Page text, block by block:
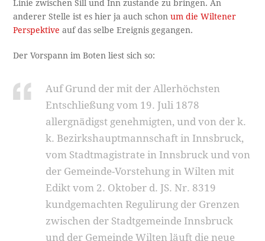
Linie zwischen Sill und Inn zustande zu bringen. An
anderer Stelle ist es hier ja auch schonum die Wiltener
Perspektive auf das selbe Ereignis gegangen.
Der Vorspann im Boten liest sich so:
Auf Grund der mit der Allerhöchsten
Entschließung vom 19. Juli 1878
allergnädigst genehmigten, und von der k.
k. Bezirkshauptmannschaft in Innsbruck,
vom Stadtmagistrate in Innsbruck und von
der Gemeinde-Vorstehung in Wilten mit
Edikt vom 2. Oktober d. JS. Nr. 8319
kundgemachten Regulirung der Grenzen
zwischen der Stadtgemeinde Innsbruck
und der Gemeinde Wilten läuft die neue